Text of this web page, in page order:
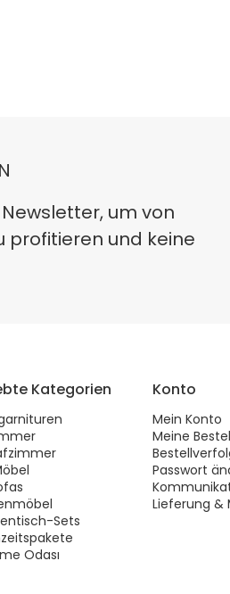
um von
profitieren und keine
Kategorien
Sets
Odası
Konto
Mein Konto
Meine
Passwort
Lieferung &